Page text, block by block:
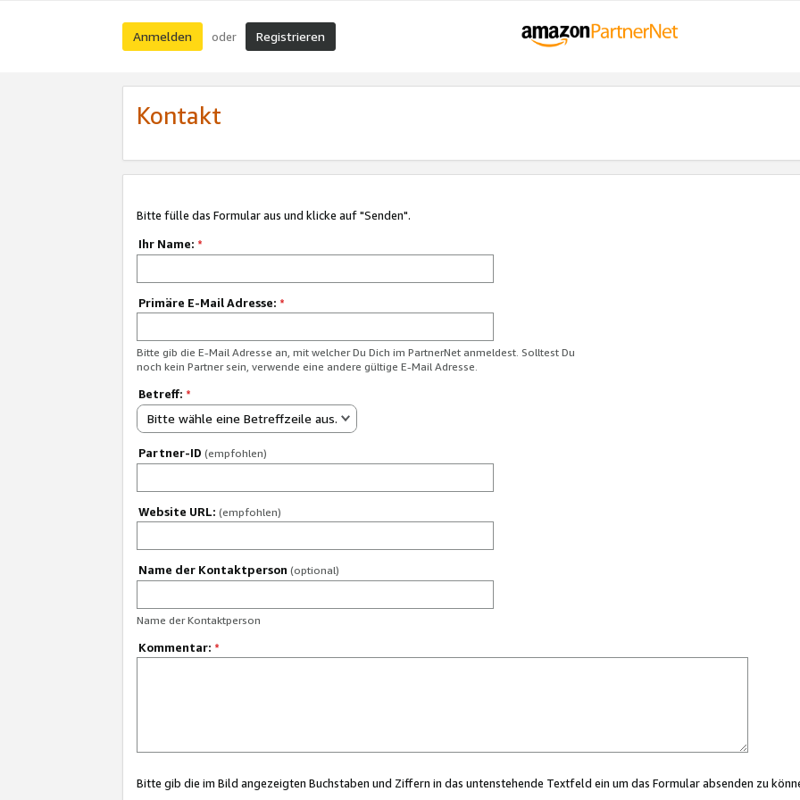
Anmelden oder Registrieren
Kontakt
Bitte fülle das Formular aus und klicke auf "Senden".
Ihr Name: *
Primäre E-Mail Adresse: *
Bitte gib die E-Mail Adresse an, mit welcher Du Dich im PartnerNet anmeldest. Solltest Du
noch kein Partner sein, verwende eine andere gültige E-Mail Adresse.
Betreff: *
Bitte wähle eine Betreffzeile aus.
Partner-ID (empfohlen)
Website URL: (empfohlen)
Name der Kontaktperson (optional)
Name der Kontaktperson
Kommentar: *
Bitte gib die im Bild angezeigten Buchstaben und Ziffern in das untenstehende Textfeld ein um das Formular absenden zu